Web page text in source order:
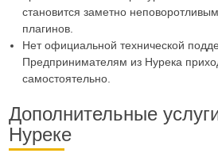
становится заметно
плагинов.
Нет официальной технической
Предпринимателям из Нурека
самостоятельно.
Дополнительные
Нуреке